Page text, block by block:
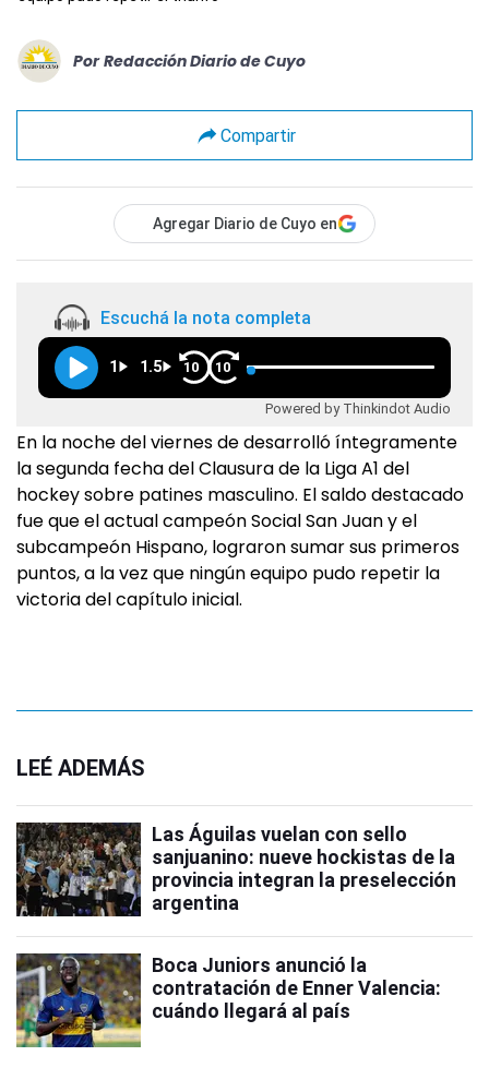
Por Redacción Diario de Cuyo
Compartir
Agregar Diario de Cuyo en
Escuchá la nota completa
1 1.5 10 10
Powered by Thinkindot Audio
En la noche del viernes de desarrolló íntegramente
la segunda fecha del Clausura de la Liga A1 del
hockey sobre patines masculino. El saldo destacado
fue que el actual campeón Social San Juan y el
subcampeón Hispano, lograron sumar sus primeros
puntos, a la vez que ningún equipo pudo repetir la
victoria del capítulo inicial.
LEÉ ADEMÁS
Las Águilas vuelan con sello
sanjuanino: nueve hockistas de la
provincia integran la preselección
argentina
Boca Juniors anunció la
contratación de Enner Valencia:
cuándo llegará al país